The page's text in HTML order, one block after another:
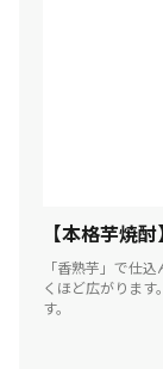
【本格芋焼
「香熟芋」で仕
くほど広がりま
す。